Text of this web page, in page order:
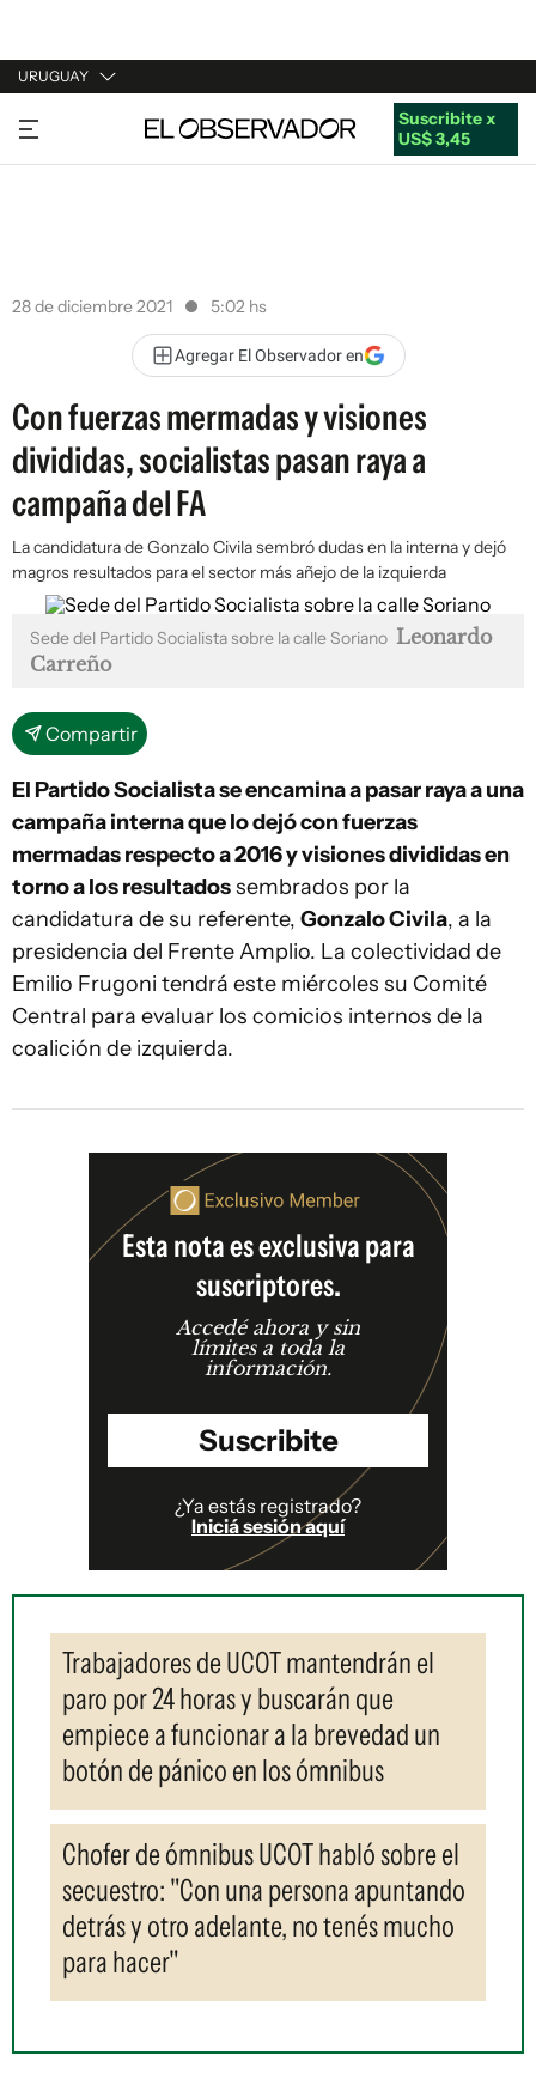
URUGUAY
URUGUAY
ARGENTINA
Suscribite x
US$ 3,45
28 de diciembre 2021 5:02 hs
Agregar El Observador en
Con fuerzas mermadas y visiones
divididas, socialistas pasan raya a
campaña del FA
La candidatura de Gonzalo Civila sembró dudas en la interna y dejó
magros resultados para el sector más añejo de la izquierda
Sede del Partido Socialista sobre la calle Soriano Leonardo
Carreño
Compartir
El Partido Socialista se encamina a pasar raya a una
campaña interna que lo dejó con fuerzas
mermadas respecto a 2016 y visiones divididas en
torno a los resultadossembrados por la
candidatura de su referente, Gonzalo Civila, a la
presidencia del Frente Amplio. La colectividad de
Emilio Frugoni tendrá este miércoles su Comité
Central para evaluar los comicios internos de la
coalición de izquierda.
Esta nota es exclusiva para
suscriptores.
Accedé ahora y sin
límites a toda la
información.
Suscribite
¿Ya estás registrado?
Iniciá sesión aquí
Trabajadores de UCOT mantendrán el
paro por 24 horas y buscarán que
empiece a funcionar a la brevedad un
botón de pánico en los ómnibus
Chofer de ómnibus UCOT habló sobre el
secuestro: "Con una persona apuntando
detrás y otro adelante, no tenés mucho
para hacer"